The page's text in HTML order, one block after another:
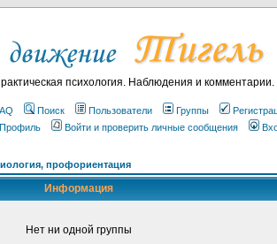
психология. Наблюдения и комментарии.
Поиск Пользователи Группы
Профиль
Войти и проверить личные сообщения
профориентация
Информация
Нет ни одной группы